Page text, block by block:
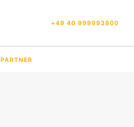
+49 40 999993800
PARTNER